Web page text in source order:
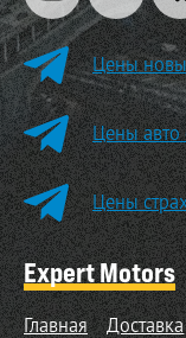
Цены
Цены авто
Цены
Expert Motors
Главная Доставка